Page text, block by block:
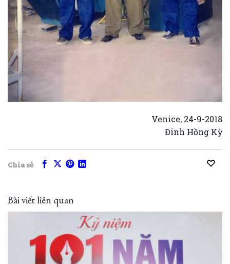
Venice, 24-9-2018
Đinh Hồng Kỳ
Chia sẻ
Bài viết liên quan